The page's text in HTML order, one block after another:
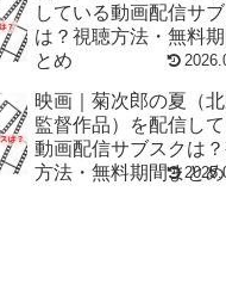
している動画配信サ
は？視聴方法・無料期
とめ
映画｜菊次郎の夏（
監督作品）を配信し
動画配信サブスクは
方法・無料期間まとめ